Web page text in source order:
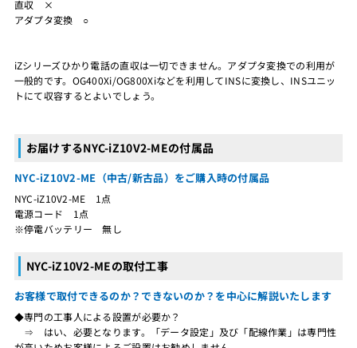
直収 ×
アダプタ変換 ○
iZシリーズひかり電話の直収は一切できません。アダプタ変換での利用が
一般的です。OG400Xi/OG800Xiなどを利用してINSに変換し、INSユニッ
トにて収容するとよいでしょう。
お届けするNYC-iZ10V2-MEの付属品
NYC-iZ10V2-ME（中古/新古品）をご購入時の付属品
NYC-iZ10V2-ME 1点
電源コード 1点
※停電バッテリー 無し
NYC-iZ10V2-MEの取付工事
お客様で取付できるのか？できないのか？を中心に解説いたします
◆専門の工事人による設置が必要か？
⇒ はい、必要となります。「データ設定」及び「配線作業」は専門性